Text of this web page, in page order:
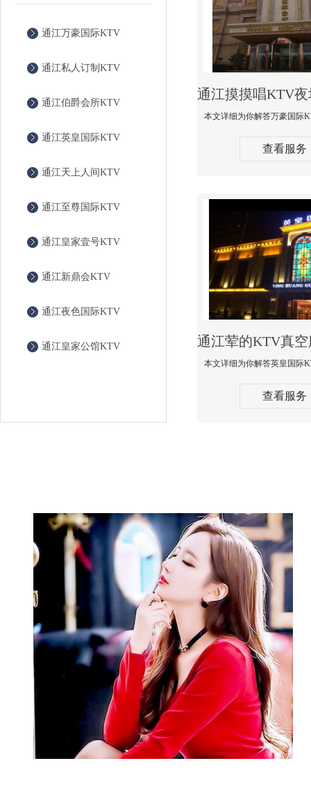
通江万豪国际KTV
通江私人订制KTV
通江伯爵会所KTV
通江英皇国际KTV
通江天上人间KTV
通江至尊国际KTV
通江皇家壹号KTV
通江新鼎会KTV
通江夜色国际KTV
通江皇家公馆KTV
查看服务
查看服务